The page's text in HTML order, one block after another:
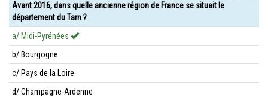
Avant 2016, dans quelle ancienne région de France se situait le
département du Tarn ?
a/ Midi-Pyrénées
b/ Bourgogne
c/ Pays de la Loire
d/ Champagne-Ardenne